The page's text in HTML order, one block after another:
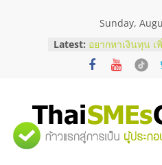
Sunday,
Latest: บริษัท
วิธีเลือกผู้ให้บริก
โจทย์ธุรกิจ
สัมมนาออนไลน์
บริการน้ำมัน
สัมมนาลงทุน แ
"ศูนย์